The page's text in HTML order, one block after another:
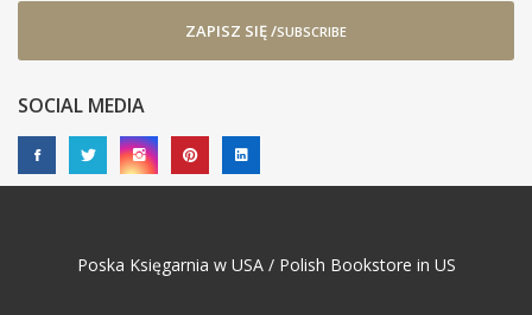
ZAPISZ SIĘ /SUBSCRIBE
SOCIAL MEDIA
Poska Księgarnia w USA / Polish Bookstore in US